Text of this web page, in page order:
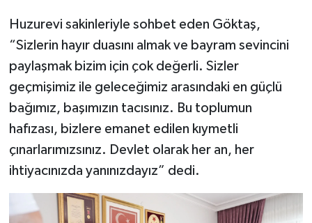
Huzurevi sakinleriyle sohbet eden Göktaş,
“Sizlerin hayır duasını almak ve bayram sevincini
paylaşmak bizim için çok değerli. Sizler
geçmişimiz ile geleceğimiz arasındaki en güçlü
bağımız, başımızın tacısınız. Bu toplumun
hafızası, bizlere emanet edilen kıymetli
çınarlarımızsınız. Devlet olarak her an, her
ihtiyacınızda yanınızdayız” dedi.